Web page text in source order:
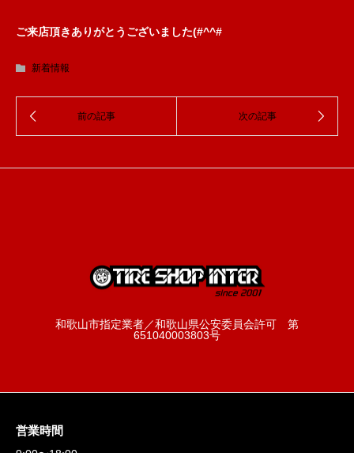
ご来店頂きありがとうございました(#^^#
新着情報
和歌山市指定業者／和歌山県公安委員会許可 第
651040003803号
営業時間